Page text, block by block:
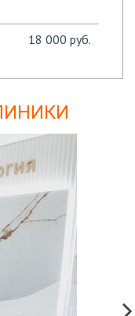
18 000 руб.